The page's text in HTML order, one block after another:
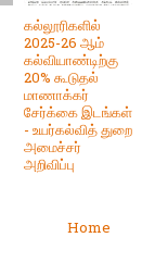
கல்லூரிகளில்
2025-26 ஆம்
கல்வியாண்டிற்கு
20% கூடுதல்
மாணாக்கர்
சேர்க்கை இடங்கள்
- உயர்கல்வித் துறை
அமைச்சர்
அறிவிப்பு
Home